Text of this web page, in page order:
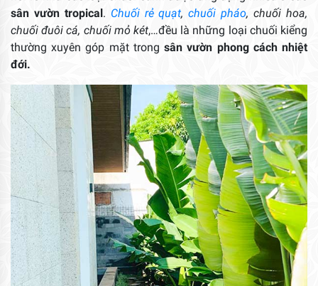
sân vườn tropical. Chuối rẻ quạt,chuối pháo, chuối hoa,
chuối đuôi cá, chuối mỏ két,…đều là những loại chuối kiểng
thường xuyên góp mặt trong sân vườn phong cách nhiệt
đới.